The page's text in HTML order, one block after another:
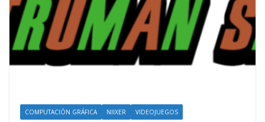
COMPUTACIÓN GRÁFICA NIIXER VIDEOJUEGOS